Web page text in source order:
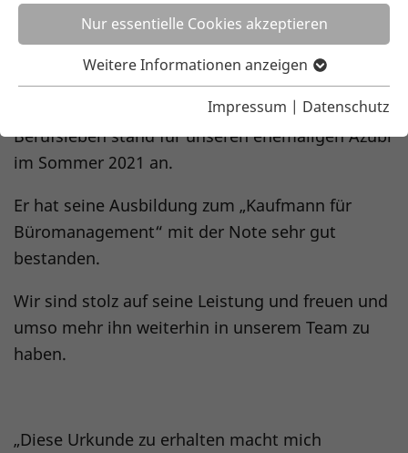
Nur essentielle Cookies akzeptieren
Weitere Informationen anzeigen
Impressum | Datenschutz
DIE BESTEN
Karriere mit Lehre
Die Abschlussprüfung sowie das volle
Berufsleben stand für unseren ehemaligen Azubi
im Sommer 2021 an.
Er hat seine Ausbildung zum „Kaufmann für
Büromanagement“ mit der Note sehr gut
bestanden.
Wir sind stolz auf seine Leistung und freuen und
umso mehr ihn weiterhin in unserem Team zu
haben.
„Diese Urkunde zu erhalten macht mich